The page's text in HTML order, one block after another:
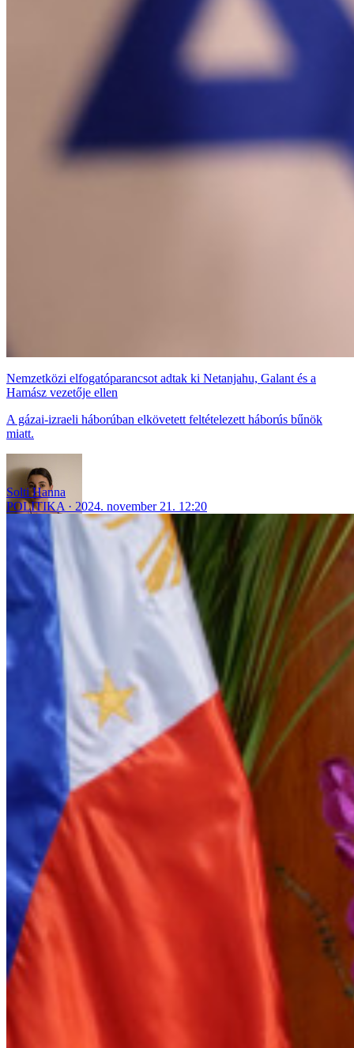
Nemzetközi elfogatóparancsot adtak ki Netanjahu, Galant és a
Hamász vezetője ellen
A gázai-izraeli háborúban elkövetett feltételezett háborús bűnök
miatt.
Solti Hanna
POLITIKA
2024. november 21. 12:20